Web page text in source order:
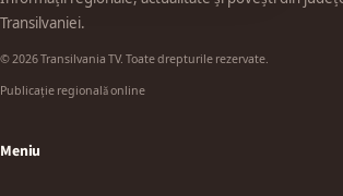
Transilvaniei.
© 2026 Transilvania TV. Toate drepturile rezervate.
Publicație regională online
Meniu